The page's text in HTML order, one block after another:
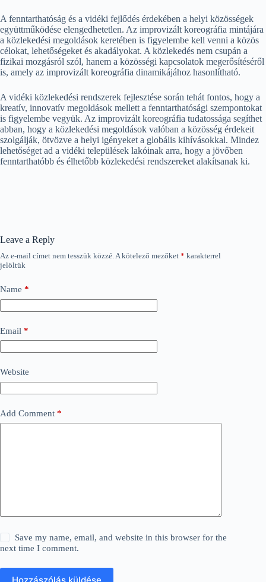
A fenntarthatóság és a vidéki fejlődés érdekében a helyi közösségek
együttműködése elengedhetetlen. Az improvizált koreográfia mintájára
a közlekedési megoldások keretében is figyelembe kell venni a közös
célokat, lehetőségeket és akadályokat. A közlekedés nem csupán a
fizikai mozgásról szól, hanem a közösségi kapcsolatok megerősítéséről
is, amely az improvizált koreográfia dinamikájához hasonlítható.
A vidéki közlekedési rendszerek fejlesztése során tehát fontos, hogy a
kreatív, innovatív megoldások mellett a fenntarthatósági szempontokat
is figyelembe vegyük. Az improvizált koreográfia tudatossága segíthet
abban, hogy a közlekedési megoldások valóban a közösség érdekeit
szolgálják, ötvözve a helyi igényeket a globális kihívásokkal. Mindez
lehetőséget ad a vidéki települések lakóinak arra, hogy a jövőben
fenntarthatóbb és élhetőbb közlekedési rendszereket alakítsanak ki.
Leave a Reply
Az e-mail címet nem tesszük közzé.A kötelező mezőket * karakterrel
jelöltük
Name *
Email *
Website
Add Comment *
Save my name, email, and website in this browser for the
next time I comment.